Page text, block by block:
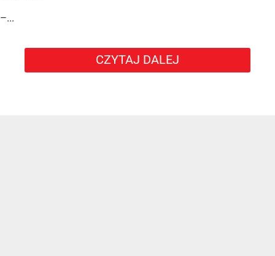
–...
CZYTAJ DALEJ